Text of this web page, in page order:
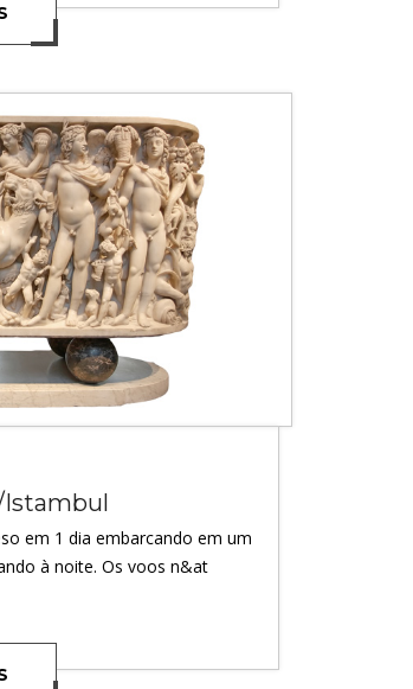
em 1 dia embarcando em um
à noite. Os voos n&at